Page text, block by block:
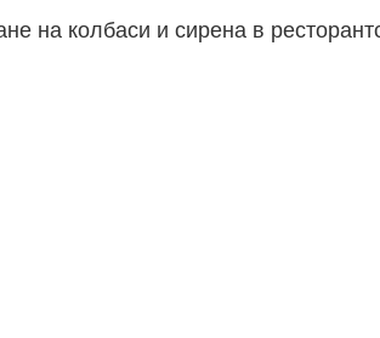
на колбаси и сирена в